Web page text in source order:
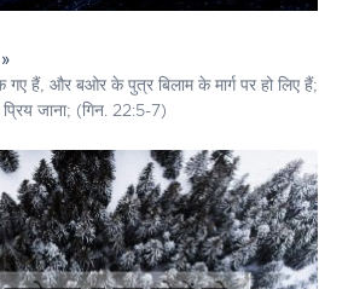
गए हैं, और बओर के पुत्र बिलाम के मार्ग पर हो लिए हैं;
जाना; (गिन. 22:5-7)